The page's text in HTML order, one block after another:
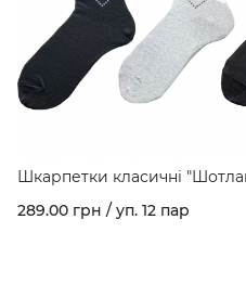
Шкарпетки класичні
289.00 грн / уп. 12 пар